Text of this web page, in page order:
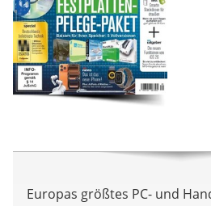
Europas größtes PC- und